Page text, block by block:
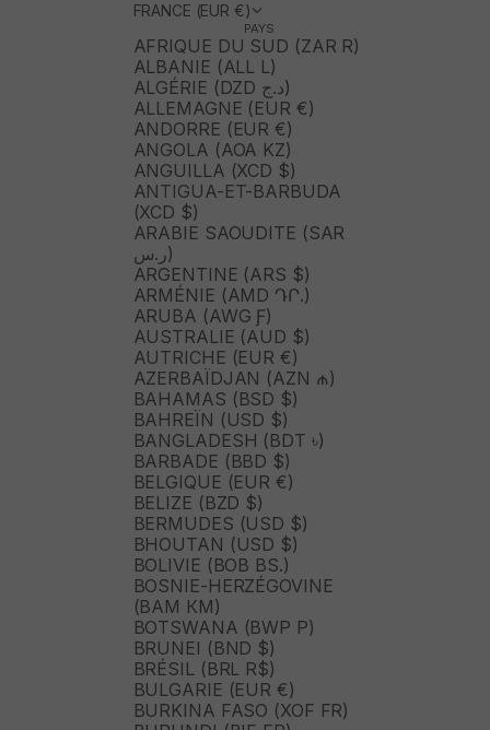
FRANCE (EUR €)
PAYS
AFRIQUE DU SUD (ZAR R)
ALBANIE (ALL L)
ALGÉRIE (DZD د.ج)
ALLEMAGNE (EUR €)
ANDORRE (EUR €)
ANGOLA (AOA KZ)
ANGUILLA (XCD $)
ANTIGUA-ET-BARBUDA
(XCD $)
ARABIE SAOUDITE (SAR
ر.س)
ARGENTINE (ARS $)
ARMÉNIE (AMD ԴՐ.)
ARUBA (AWG Ƒ)
AUSTRALIE (AUD $)
AUTRICHE (EUR €)
AZERBAÏDJAN (AZN ₼)
BAHAMAS (BSD $)
BAHREÏN (USD $)
BANGLADESH (BDT ৳)
BARBADE (BBD $)
BELGIQUE (EUR €)
BELIZE (BZD $)
BERMUDES (USD $)
BHOUTAN (USD $)
BOLIVIE (BOB BS.)
BOSNIE-HERZÉGOVINE
(BAM КМ)
BOTSWANA (BWP P)
BRUNEI (BND $)
BRÉSIL (BRL R$)
BULGARIE (EUR €)
BURKINA FASO (XOF FR)